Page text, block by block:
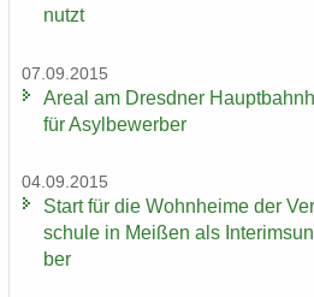
nutzt
07.09.2015
Areal am Dresd­ner
für Asyl­be­wer­ber
04.09.2015
Start für die Wohn­hei­me der
schu­le in Mei­ßen als
ber